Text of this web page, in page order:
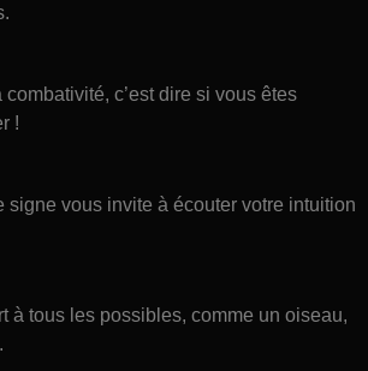
combativité, c’est dire si vous êtes
!
signe vous invite à écouter votre intuition
à tous les possibles, comme un oiseau,